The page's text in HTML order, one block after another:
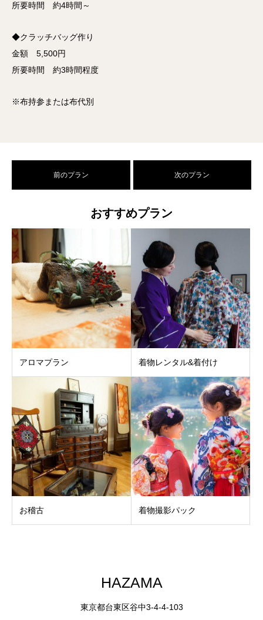
所要時間 約4時間～
◆クラッチバッグ作り
金額 5,500円
所要時間 約3時間程度
※布持参または布代別
前のプラン 次のプラン
おすすめプラン
アロマプラン 着物レンタル&着付け
お稽古 着物撮影パック
HAZAMA
東京都台東区谷中3-4-4-103